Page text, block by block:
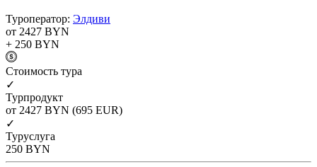
Туроператор: Элдиви
от 2427 BYN
+ 250 BYN
Cтоимость тура
✓
Турпродукт
от 2427 BYN (695 EUR)
✓
Туруслуга
250 BYN